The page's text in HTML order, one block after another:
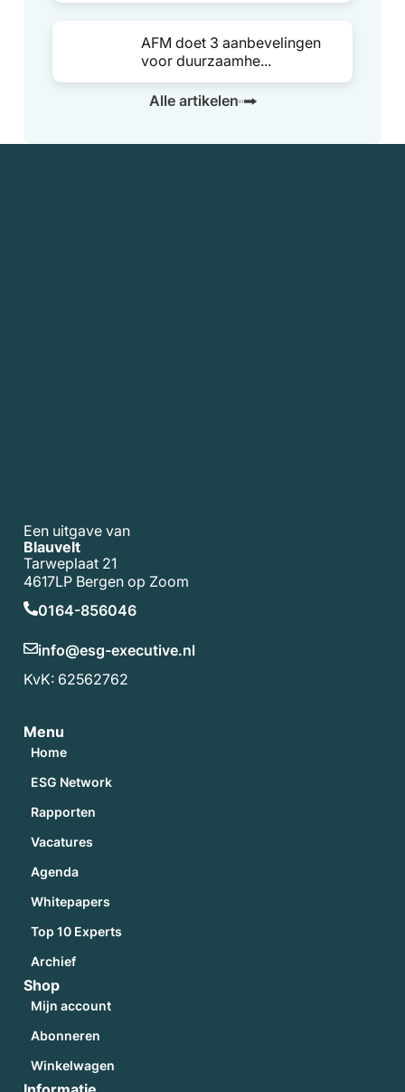
AFM doet 3 aanbevelingen
voor duurzaamhe...
Alle artikelen
Een uitgave van
Blauvelt
Tarweplaat 21
4617LP Bergen op Zoom
0164-856046
info@esg-executive.nl
KvK: 62562762
Menu
Home
ESG Network
Rapporten
Vacatures
Agenda
Whitepapers
Top 10 Experts
Archief
Shop
Mijn account
Abonneren
Winkelwagen